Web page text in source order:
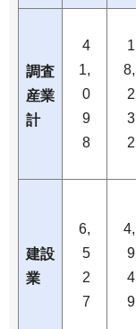
調査
産業
計
4
1,
0
9
8
1
8,
2
3
2
建設
業
6,
5
2
7
4,
9
4
9